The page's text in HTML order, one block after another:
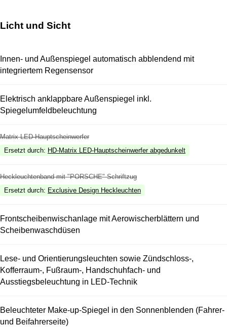
Licht und Sicht
Innen- und Außenspiegel automatisch abblendend mit
integriertem Regensensor
Elektrisch anklappbare Außenspiegel inkl.
Spiegelumfeldbeleuchtung
Matrix LED-Hauptscheinwerfer
Ersetzt durch: HD-Matrix LED-Hauptscheinwerfer abgedunkelt
Heckleuchtenband mit "PORSCHE" Schriftzug
Ersetzt durch: Exclusive Design Heckleuchten
Frontscheibenwischanlage mit Aerowischerblättern und
Scheibenwaschdüsen
Lese- und Orientierungsleuchten sowie Zündschloss-,
Kofferraum-, Fußraum-, Handschuhfach- und
Ausstiegsbeleuchtung in LED-Technik
Beleuchteter Make-up-Spiegel in den Sonnenblenden (Fahrer-
und Beifahrerseite)